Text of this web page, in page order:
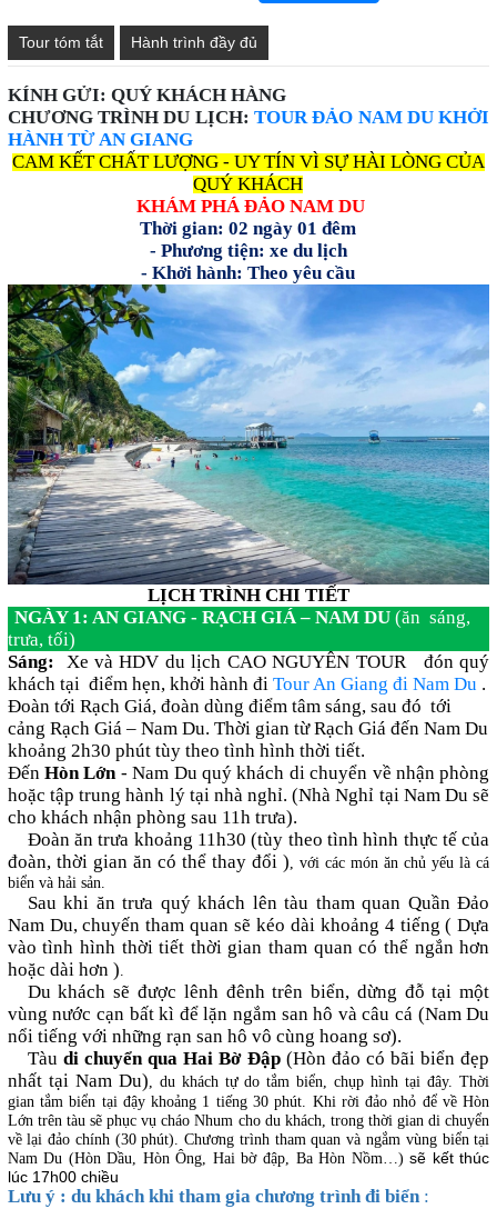
Tour tóm tắt Hành trình đầy đủ
KÍNH GỬI: QUÝ KHÁCH HÀNG
CHƯƠNG TRÌNH DU LỊCH: TOUR ĐẢO NAM DU KHỞI
HÀNH TỪ AN GIANG
CAM KẾT CHẤT LƯỢNG - UY TÍN VÌ SỰ HÀI LÒNG CỦA
QUÝ KHÁCH
KHÁM PHÁ ĐẢO NAM DU
Thời gian: 02 ngày 01 đêm
- Phương tiện: xe du lịch
- Khởi hành: Theo yêu cầu
LỊCH TRÌNH CHI TIẾT
NGÀY 1: AN GIANG - RẠCH GIÁ – NAM DU (ăn sáng,
trưa, tối)
Sáng: Xe và HDV du lịch CAO NGUYÊN TOUR đón quý
khách tại điểm hẹn, khởi hành đi Tour An Giang đi Nam Du .
Đoàn tới Rạch Giá, đoàn dùng điểm tâm sáng, sau đó tới
cảng Rạch Giá – Nam Du. Thời gian từ Rạch Giá đến Nam Du
khoảng 2h30 phút tùy theo tình hình thời tiết.
ĐếnHòn Lớn- Nam Du quý khách di chuyển về nhận phòng
hoặc tập trung hành lý tại nhà nghỉ. (Nhà Nghỉ tại Nam Du sẽ
cho khách nhận phòng sau 11h trưa).
Đoàn ăn trưa khoảng 11h30 (tùy theo tình hình thực tế của
đoàn, thời gian ăn có thể thay đổi ), với các món ăn chủ yếu là cá
biển và hải sản.
Sau khi ăn trưa quý khách lên tàu tham quan Quần Đảo
Nam Du, chuyến tham quan sẽ kéo dài khoảng 4 tiếng ( Dựa
vào tình hình thời tiết thời gian tham quan có thể ngắn hơn
hoặc dài hơn ).
Du khách sẽ được lênh đênh trên biển, dừng đỗ tại một
vùng nước cạn bất kì để lặn ngắm san hô và câu cá (Nam Du
nổi tiếng với những rạn san hô vô cùng hoang sơ).
Tàu di chuyển qua Hai Bờ Đập(Hòn đảo có bãi biển đẹp
nhất tại Nam Du), du khách tự do tắm biển, chụp hình tại đây. Thời
gian tắm biển tại đậy khoảng 1 tiếng 30 phút. Khi rời đảo nhỏ để về Hòn
Lớn trên tàu sẽ phục vụ cháo Nhum cho du khách, trong thời gian di chuyển
về lại đảo chính (30 phút). Chương trình tham quan và ngắm vùng biển tại
Nam Du (Hòn Dầu, Hòn Ông, Hai bờ đập, Ba Hòn Nồm…) sẽ kết thúc
lúc 17h00 chiều
Lưu ý : du khách khi tham gia chương trình đi biển: